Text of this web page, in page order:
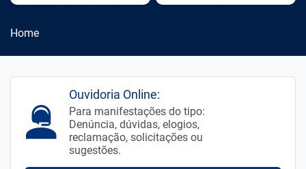
Home
Ouvidoria Online:
Para manifestações do tipo:
Denúncia, dúvidas, elogios,
reclamação, solicitações ou
sugestões.